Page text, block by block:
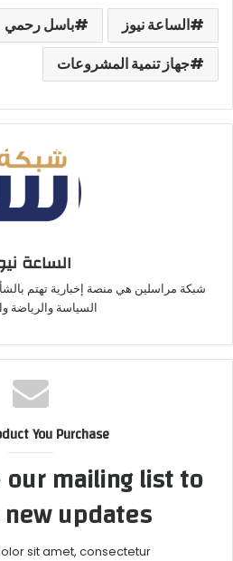
الساعة نيوز
باسل رحمي
جهاز تنمية المشروعات
الساعة
شبكة مراسلين هي منصة إخبارية تهتم
السياسة والرياضة
You Purchase
mailing list to
updates!
sit amet, consectetur.